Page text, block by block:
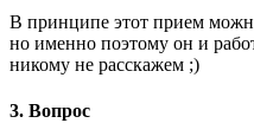
В принципе этот прием
но именно поэтому он и
никому не расскажем ;)
3. Вопрос